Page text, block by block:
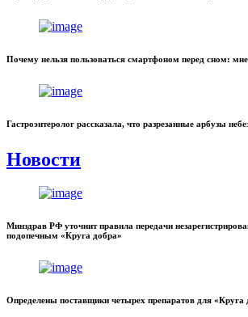
Почему нельзя пользоваться смартфоном перед сном:
Гастроэнтеролог рассказала, что разрезанные арбузы
Новости
Минздрав РФ уточнит правила передачи
подопечным «Круга добра»
Определены поставщики четырех препаратов для «Круга